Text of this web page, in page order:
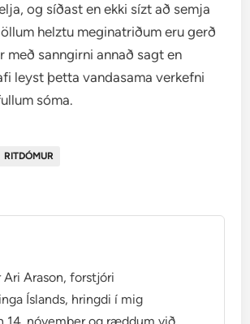
og síðast en ekki sízt að semja
helztu meginatriðum eru gerð
með sanngirni annað sagt en
leyst þetta vandasama verkefni
sóma.
RITDÓMUR
Arason, forstjóri
Íslands, hringdi í mig